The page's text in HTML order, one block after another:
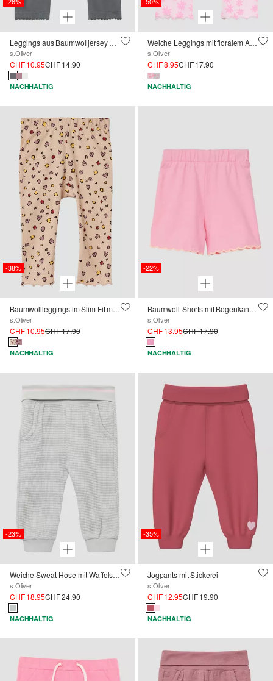
Leggings aus Baumwolljersey mit Verzierung am Saum
s.Oliver
CHF 10.95CHF 14.90
NACHHALTIG
Weiche Leggings mit floralem All-Over-Print
s.Oliver
CHF 8.95CHF 17.90
NACHHALTIG
-38%
Baumwollleggings im Slim Fit mit All-over-Print und Rollsaum
s.Oliver
CHF 10.95CHF 17.90
NACHHALTIG
-22%
Baumwoll-Shorts mit Bogenkante und Elastikbund
s.Oliver
CHF 13.95CHF 17.90
NACHHALTIG
-23%
Weiche Sweat-Hose mit Waffelstruktur
s.Oliver
CHF 18.95CHF 24.90
NACHHALTIG
-35%
Jogpants mit Stickerei
s.Oliver
CHF 12.95CHF 19.90
NACHHALTIG